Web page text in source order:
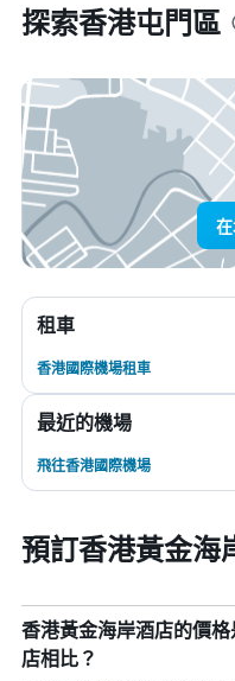
探索香港屯門區
租車
香港國際機場租車
最近的機場
飛往香港國際機場
預訂香港黃金海
香港黃金海岸酒店的價
店相比？